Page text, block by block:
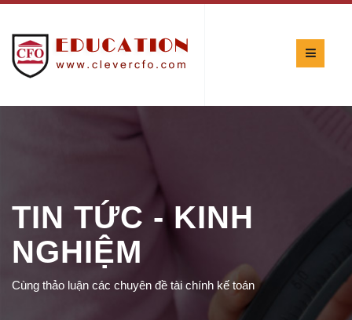
TIN TỨC - KINH
NGHIỆM
Cùng thảo luận các chuyên đề tài chính kế toán